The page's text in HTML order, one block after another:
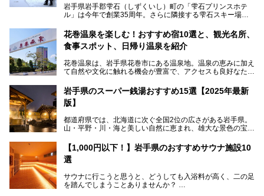
岩手県岩手郡雫石（しずくいし）町の「雫石プリンスホテ
ル」は今年で創業35周年。さらに隣接する雫石スキー場は
の後"）の充実をはかり、テーマをSNOW（雪）＋NOVA
（新星）で「SNØVA（スノーヴァ）」としました！
喫できるパウダースノーの雫石。というわけで、「雫石プリ
ンスホテル」にお出かけして楽しめるアクティビティや温泉
───
提供元：株式会社西武・プリンスホテルズワールドワイド
この記事は雫石プリンスホテルのPR記事です。
花巻温泉を楽しむ！おすすめ宿10選と、観光名所、
食事スポット、日帰り温泉を紹介
花巻温泉は、岩手県花巻市にある温泉地。温泉の恵みに加え
て自然や文化に触れる機会が豊富で、アクセスも良好なた
この記事では、花巻温泉の魅力、おすすめの宿・注目すべき
観光スポット・味わい深い食事処・気軽に立ち寄れる日帰り
花巻温泉での日常を忘れられる特別な体験を通じて、いつも
岩手県のスーパー銭湯おすすめ15選【2025年最新
版】
都道府県では、北海道に次ぐ全国2位の広さがある岩手県。
山・平野・川・海と美しい自然に恵まれ、雄大な景色の宝庫
三陸の魚介類などの岩手グルメは全国に知られていますね。
大自然に囲まれた岩手県には、温泉が多く湧き出していま
す。今回は、岩手県でおすすめのスーパー銭湯をご紹介しま
【1,000円以下！】岩手県のおすすめサウナ施設10
選
サウナに行こうと思うと、どうしても入浴料が高く、二の足
を踏んでしまうことありませんか？